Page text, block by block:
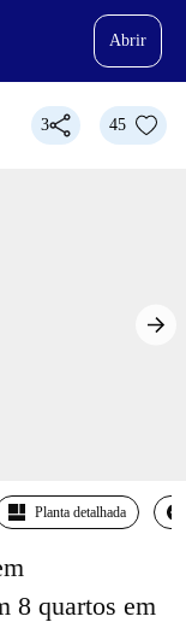
Abrir
3 45
Planta detalhada
8 quartos em